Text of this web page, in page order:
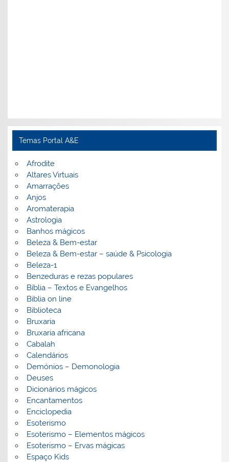
Temas Portal A&E
Afrodite
Altares Virtuais
Amarrações
Anjos
Aromaterapia
Astrologia
Banhos mágicos
Beleza & Bem-estar
Beleza & Bem-estar – saúde & Psicologia
Beleza-1
Benzeduras e rezas populares
Bíblia – Textos e Evangelhos
Biblia on line
Biblioteca
Bruxaria
Bruxaria africana
Cabalah
Calendários
Demónios – Demonologia
Deuses
Dicionários mágicos
Encantamentos
Enciclopedia
Esoterismo
Esoterismo – Elementos mágicos
Esoterismo – Ervas mágicas
Espaço Kids